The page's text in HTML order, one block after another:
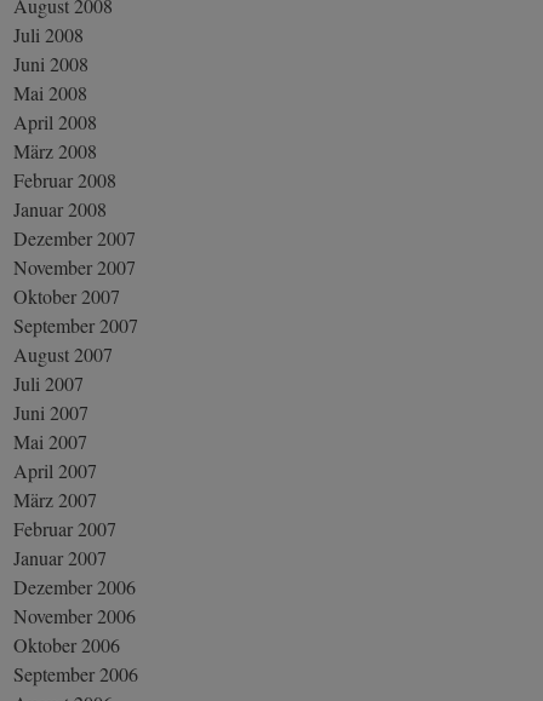
Juli 2008
Juni 2008
Mai 2008
April 2008
März 2008
Februar 2008
Januar 2008
Dezember 2007
November 2007
Oktober 2007
September 2007
August 2007
Juli 2007
Juni 2007
Mai 2007
April 2007
März 2007
Februar 2007
Januar 2007
Dezember 2006
November 2006
Oktober 2006
September 2006